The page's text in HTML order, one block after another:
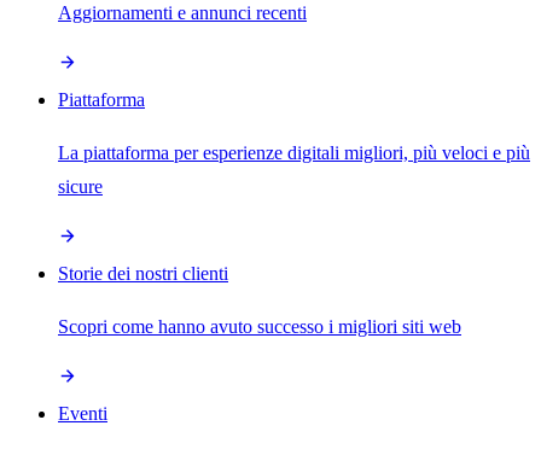
Aggiornamenti e annunci recenti
Piattaforma
La piattaforma per esperienze digitali migliori, più veloci e più
sicure
Storie dei nostri clienti
Scopri come hanno avuto successo i migliori siti web
Eventi